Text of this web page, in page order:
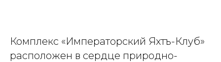
Комплекс «Императорский Яхтъ-Клуб»
расположен в сердце природно-